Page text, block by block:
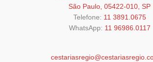
São Paulo, 05422-010, SP
Telefone: 11 3891.0675
WhatsApp: 11 96986.0117